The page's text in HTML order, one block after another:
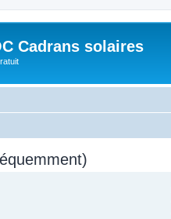
Cadrans solaires